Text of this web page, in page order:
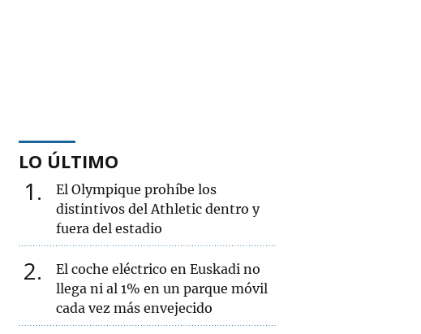
LO ÚLTIMO
1
El Olympique prohíbe los
distintivos del Athletic dentro y
fuera del estadio
2
El coche eléctrico en Euskadi no
llega ni al 1% en un parque móvil
cada vez más envejecido